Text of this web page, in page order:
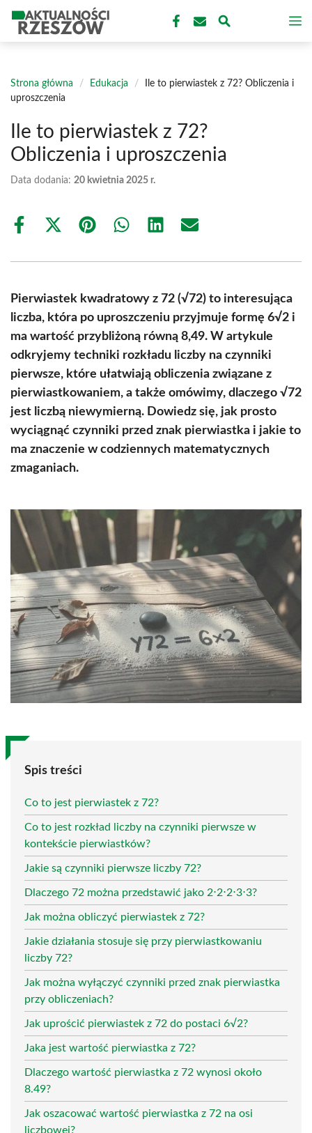
treści
Strona główna / Edukacja /
Ile to pierwiastek z 72? Obliczenia i
uproszczenia
Ile to pierwiastek z 72?
Obliczenia i uproszczenia
Data dodania: 20 kwietnia 2025 r.
Share
Share
(Twitter)
Share Share Share Share
Pierwiastek kwadratowy z 72 (√72) to interesująca
liczba, która po uproszczeniu przyjmuje formę 6√2 i
ma wartość przybliżoną równą 8,49. W artykule
odkryjemy techniki rozkładu liczby na czynniki
pierwsze, które ułatwiają obliczenia związane z
pierwiastkowaniem, a także omówimy, dlaczego √72
jest liczbą niewymierną. Dowiedz się, jak prosto
wyciągnąć czynniki przed znak pierwiastka i jakie to
ma znaczenie w codziennych matematycznych
zmaganiach.
Spis treści
Co to jest pierwiastek z 72?
Co to jest rozkład liczby na czynniki pierwsze w
kontekście pierwiastków?
Jakie są czynniki pierwsze liczby 72?
Dlaczego 72 można przedstawić jako 2⋅2⋅2⋅3⋅3?
Jak można obliczyć pierwiastek z 72?
Jakie działania stosuje się przy pierwiastkowaniu
liczby 72?
Jak można wyłączyć czynniki przed znak pierwiastka
przy obliczeniach?
Jak uprościć pierwiastek z 72 do postaci 6√2?
Jaka jest wartość pierwiastka z 72?
Dlaczego wartość pierwiastka z 72 wynosi około
8.49?
Jak oszacować wartość pierwiastka z 72 na osi
liczbowej?